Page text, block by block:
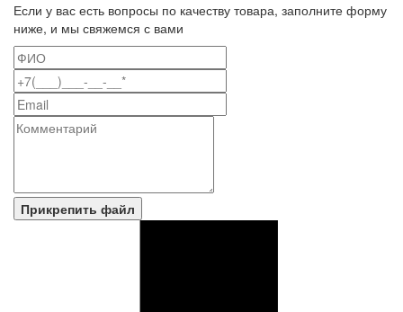
Если у вас есть вопросы по качеству товара, заполните форму
ниже, и мы свяжемся с вами
Прикрепить файл